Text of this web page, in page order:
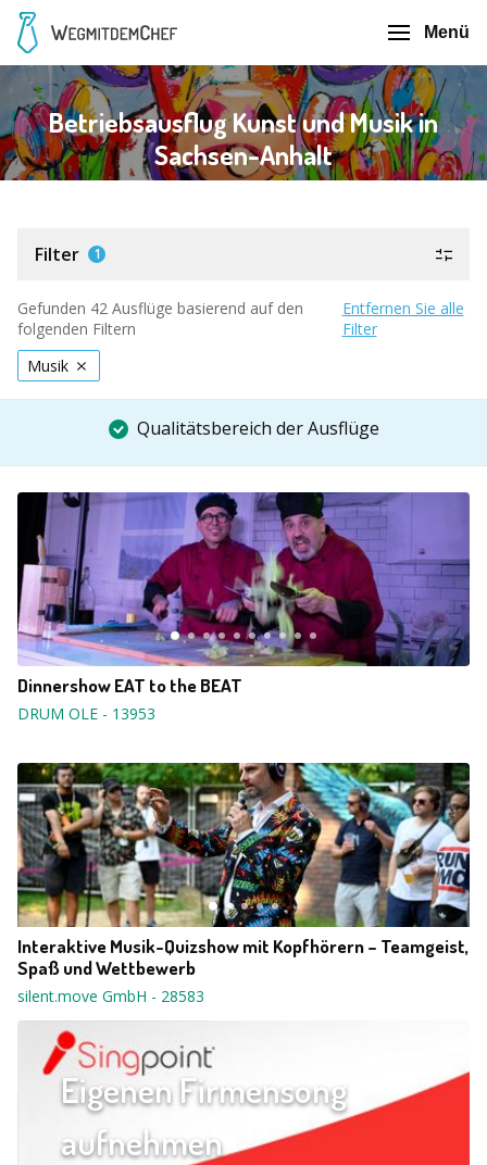
Menü
Betriebsausflug Kunst und Musik in
Sachsen-Anhalt
Filter 1
Gefunden 42 Ausflüge basierend auf den
folgenden Filtern
Entfernen Sie alle
Filter
Musik
Qualitätsbereich der Ausflüge
Dinnershow EAT to the BEAT
DRUM OLE - 13953
Interaktive Musik-Quizshow mit Kopfhörern – Teamgeist,
Spaß und Wettbewerb
silent.move GmbH - 28583
Eigenen Firmensong
aufnehmen